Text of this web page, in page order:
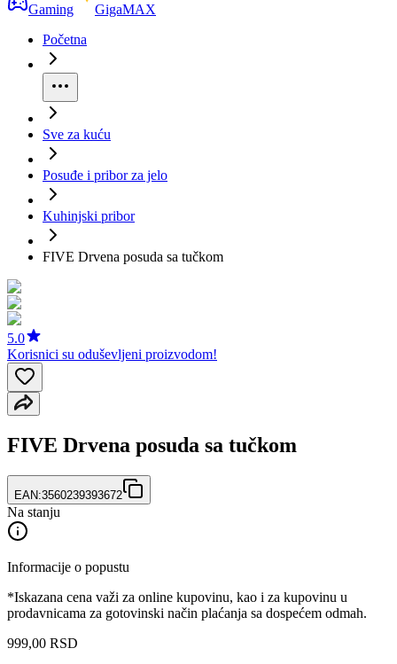
Gaming
GigaMAX
Početna
Sve za kuću
Posuđe i pribor za jelo
Kuhinjski pribor
FIVE Drvena posuda sa tučkom
5.0
Korisnici su oduševljeni proizvodom!
FIVE Drvena posuda sa tučkom
EAN:3560239393672
Na stanju
Informacije o popustu
*Iskazana cena važi za online kupovinu, kao i za kupovinu u
prodavnicama za gotovinski način plaćanja sa dospećem odmah.
999,00 RSD